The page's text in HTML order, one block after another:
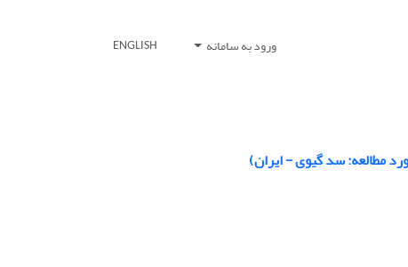
ورود به سامانه ENGLISH